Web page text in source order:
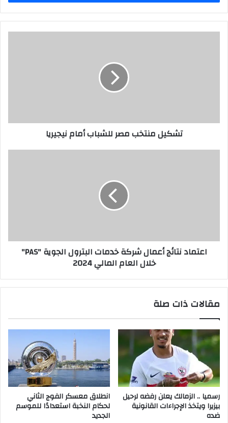
تشكيل منتخب مصر للشباب أمام نيجيريا
اعتماد نتائج أعمال شركة خدمات البترول الجوية "PAS"
خلال العام المالي 2024
مقالات ذات صلة
رسميا .. الزمالك يعلن رفضه لرحيل
بيزيرا ويتخذ الإجراءات القانونية
ضده
انطلاق معسكر الفوج الثاني
لحكام النخبة استعدادًا للموسم
الجديد